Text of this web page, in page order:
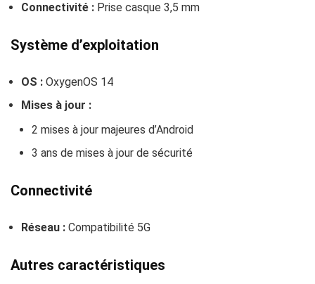
Connectivité : Prise casque 3,5 mm
Système d’exploitation
OS : OxygenOS 14
Mises à jour :
2 mises à jour majeures d’Android
3 ans de mises à jour de sécurité
Connectivité
Réseau : Compatibilité 5G
Autres caractéristiques